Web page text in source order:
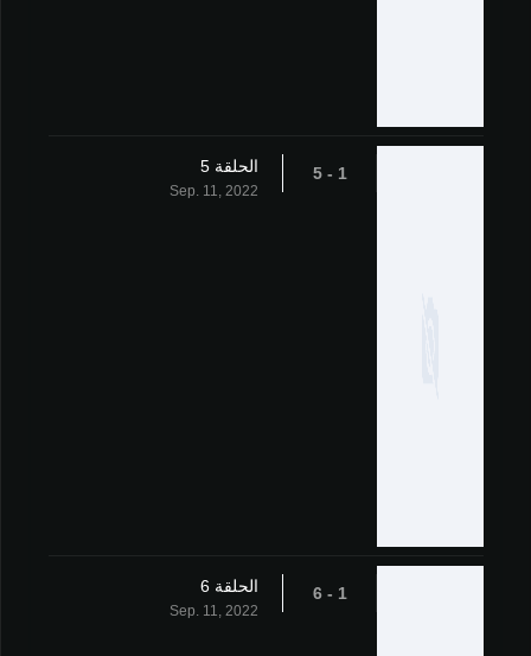
1 - 5 الحلقة 5
Sep. 11, 2022
1 - 6 الحلقة 6
Sep. 11, 2022